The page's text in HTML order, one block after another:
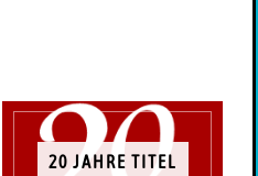
20 JAHRE TITEL